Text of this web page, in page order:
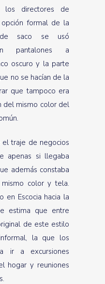
los directores de
formal de la
saco se usó
pantalones a
oscuro y la parte
no se hacían de la
que tampoco era
del mismo color del
el traje de negocios
apenas si llegaba
además constaba
color y tela.
en Escocia hacia la
estima que entre
de este estilo
la que los
ir a excursiones
hogar y reuniones